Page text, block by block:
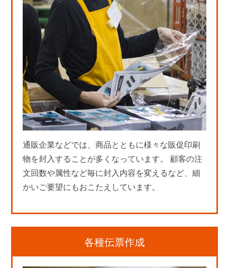
通販企業などでは、商品とともに様々な販促印刷
物を封入することが多くなっています。 顧客の注
文回数や属性など毎に封入内容を変えるなど、細
かいご要望にもおこたえしています。
各種伝票作成